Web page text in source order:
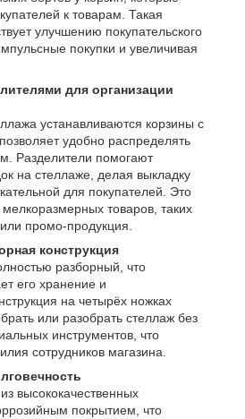
к товарам. Такая
улучшению покупательского
покупки и увеличивая
для организации
устанавливаются корзины с
удобно распределять
Разделители помогают
на стеллаже, делая выкладку
для покупателей. Это
товаров, таких
или промо-продукция.
конструкция
разборный, что
его хранение и
на четырёх ножках
или разобрать стеллаж без
инструментов, что
сотрудников магазина.
высококачественных
покрытием, что